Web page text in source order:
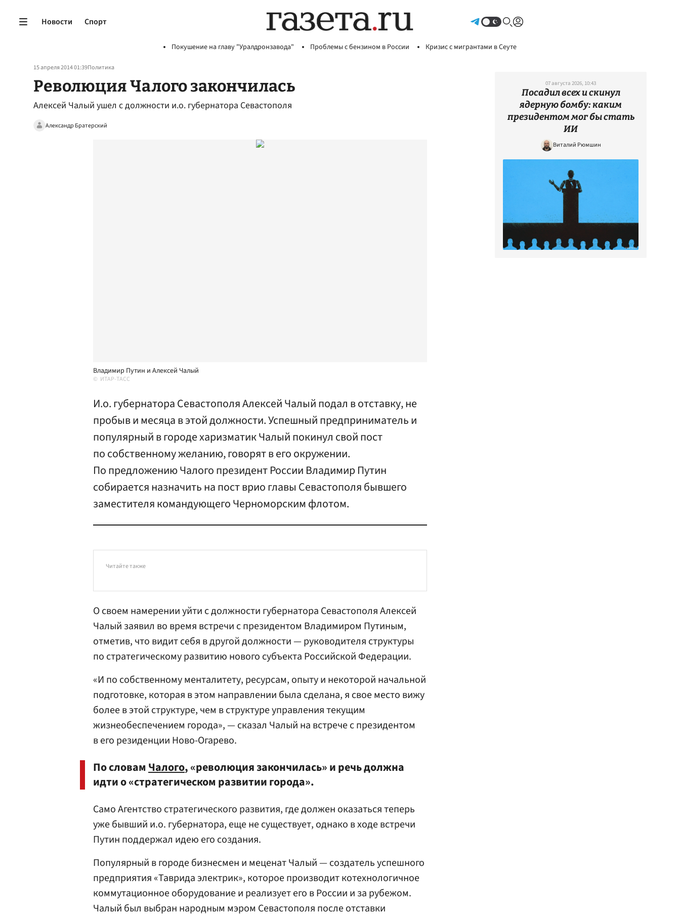
Новости Спорт
Покушение на главу "Уралдронзавода" Проблемы с бензином в России Кризис с мигрантами в Сеуте
15 апреля 2014 01:39Политика
Революция Чалого закончилась
Алексей Чалый ушел с должности и.о. губернатора Севастополя
Александр Братерский
Владимир Путин и Алексей Чалый
ИТАР-ТАСС
И.о. губернатора Севастополя Алексей Чалый подал в отставку, не
пробыв и месяца в этой должности. Успешный предприниматель и
популярный в городе харизматик Чалый покинул свой пост
по собственному желанию, говорят в его окружении.
По предложению Чалого президент России Владимир Путин
собирается назначить на пост врио главы Севастополя бывшего
заместителя командующего Черноморским флотом.
Читайте также
О своем намерении уйти с должности губернатора Севастополя Алексей
Чалый заявил во время встречи с президентом Владимиром Путиным,
отметив, что видит себя в другой должности — руководителя структуры
по стратегическому развитию нового субъекта Российской Федерации.
«И по собственному менталитету, ресурсам, опыту и некоторой начальной
подготовке, которая в этом направлении была сделана, я свое место вижу
более в этой структуре, чем в структуре управления текущим
жизнеобеспечением города», — сказал Чалый на встрече с президентом
в его резиденции Ново-Огарево.
По словам Чалого, «революция закончилась» и речь должна
идти о «стратегическом развитии города».
Само Агентство стратегического развития, где должен оказаться теперь
уже бывший и.о. губернатора, еще не существует, однако в ходе встречи
Путин поддержал идею его создания.
Популярный в городе бизнесмен и меценат Чалый — создатель успешного
предприятия «Таврида электрик», которое производит котехнологичное
коммутационное оборудование и реализует его в России и за рубежом.
Чалый был выбран народным мэром Севастополя после отставки
07 августа 2026, 10:43
Посадил всех и скинул
ядерную бомбу: каким
президентом мог бы стать
ИИ
Виталий Рюмшин